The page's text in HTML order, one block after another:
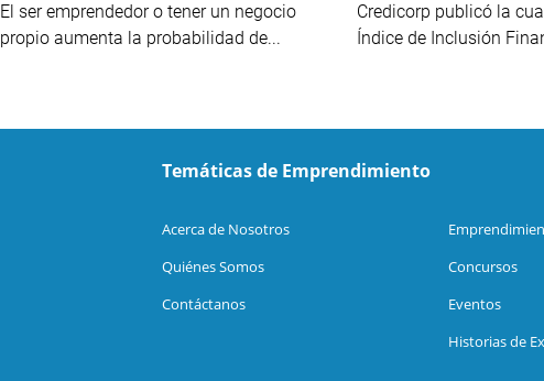
El ser emprendedor o tener un negocio
propio aumenta la probabilidad de...
Credicorp publicó la
Índice de Inclusión
Temáticas de Emprendimiento
Acerca de Nosotros
Quiénes Somos
Contáctanos
Concursos
Eventos
Historias de